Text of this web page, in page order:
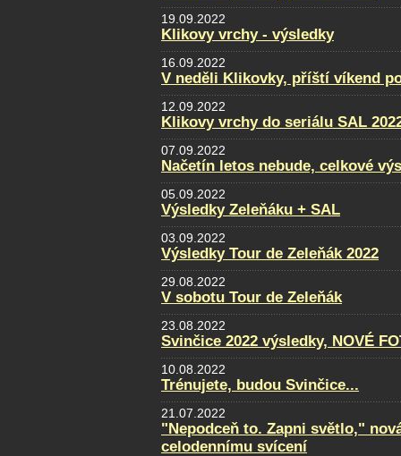
19.09.2022
Klikovy vrchy - výsledky
16.09.2022
V neděli Klikovky, příští víkend
12.09.2022
Klikovy vrchy do seriálu SAL
07.09.2022
Načetín letos nebude, celkové
05.09.2022
Výsledky Zeleňáku + SAL
03.09.2022
Výsledky Tour de Zeleňák 2022
29.08.2022
V sobotu Tour de Zeleňák
23.08.2022
Svinčice 2022 výsledky, NOVÉ
10.08.2022
Trénujete, budou Svinčice...
21.07.2022
"Nepodceň to. Zapni světlo,"
celodennímu svícení